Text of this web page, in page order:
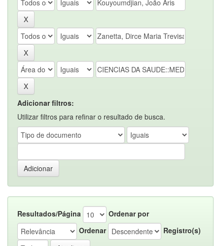
Adicionar filtros:
Utilizar filtros para refinar o resultado de busca.
Resultados/Página
Ordenar por
Ordenar
Registro(s)